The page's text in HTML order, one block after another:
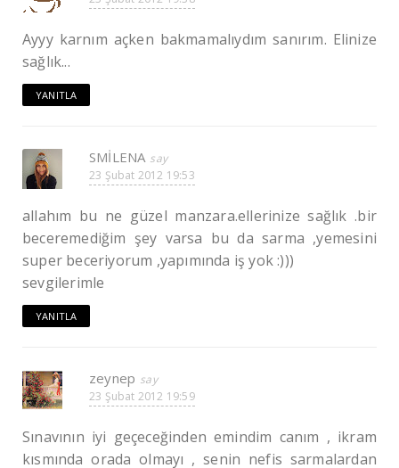
Ayyy karnım açken bakmamalıydım sanırım. Elinize
sağlık...
YANITLA
SMİLENA
23 Şubat 2012 19:53
allahım bu ne güzel manzara.ellerinize sağlık .bir
beceremediğim şey varsa bu da sarma ,yemesini
super beceriyorum ,yapımında iş yok :)))
sevgilerimle
YANITLA
zeynep
23 Şubat 2012 19:59
Sınavının iyi geçeceğinden emindim canım , ikram
kısmında orada olmayı , senin nefis sarmalardan